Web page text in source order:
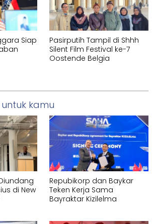
Siap
Pasirputih Tampil di Shhh
Silent Film Festival ke-7
Oostende Belgia
kamu
di New
Repubikorp dan Baykar
Teken Kerja Sama
Bayraktar Kizilelma